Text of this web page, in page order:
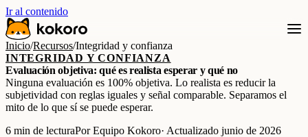
Ir al contenido
Inicio/Recursos/Integridad y confianza
INTEGRIDAD Y CONFIANZA
Evaluación objetiva: qué es realista esperar y qué no
Ninguna evaluación es 100% objetiva. Lo realista es reducir la
subjetividad con reglas iguales y señal comparable. Separamos el
mito de lo que sí se puede esperar.
6 min de lecturaPor Equipo Kokoro· Actualizado junio de 2026